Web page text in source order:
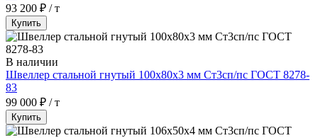
93 200 ₽ / т
Купить
В наличии
Швеллер стальной гнутый 100х80х3 мм Ст3сп/пс ГОСТ 8278-
83
99 000 ₽ / т
Купить